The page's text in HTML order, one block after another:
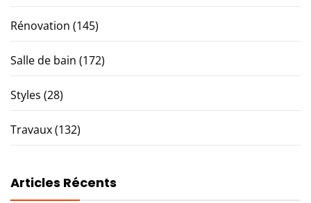
Rénovation (145)
Salle de bain (172)
Styles (28)
Travaux(132)
Articles Récents